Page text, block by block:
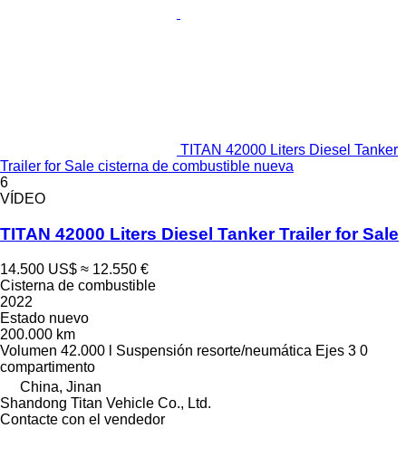
TITAN 42000 Liters Diesel Tanker
Trailer for Sale cisterna de combustible nueva
6
VÍDEO
TITAN 42000 Liters Diesel Tanker Trailer for Sale
14.500 US$ ≈ 12.550 €
Cisterna de combustible
2022
Estado nuevo
200.000 km
Volumen 42.000 l Suspensión resorte/neumática Ejes 3 0
compartimento
China, Jinan
Shandong Titan Vehicle Co., Ltd.
Contacte con el vendedor